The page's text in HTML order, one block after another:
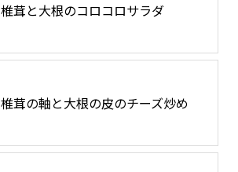
椎茸と大根のコロコロサラダ
椎茸の軸と大根の皮のチーズ炒め